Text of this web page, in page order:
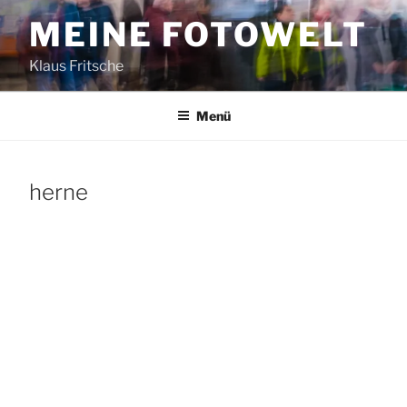
Zum
Inhalt
springenMEINE FOTOWELT
Klaus Fritsche
Menü
herne